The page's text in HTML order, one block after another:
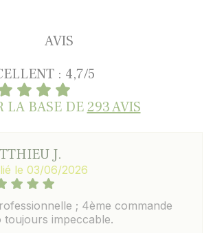
AVIS
: 4,7/5
LA BASE DE293 AVIS
J.
le 03/06/2026
; 4ème commande
toujours impeccable.